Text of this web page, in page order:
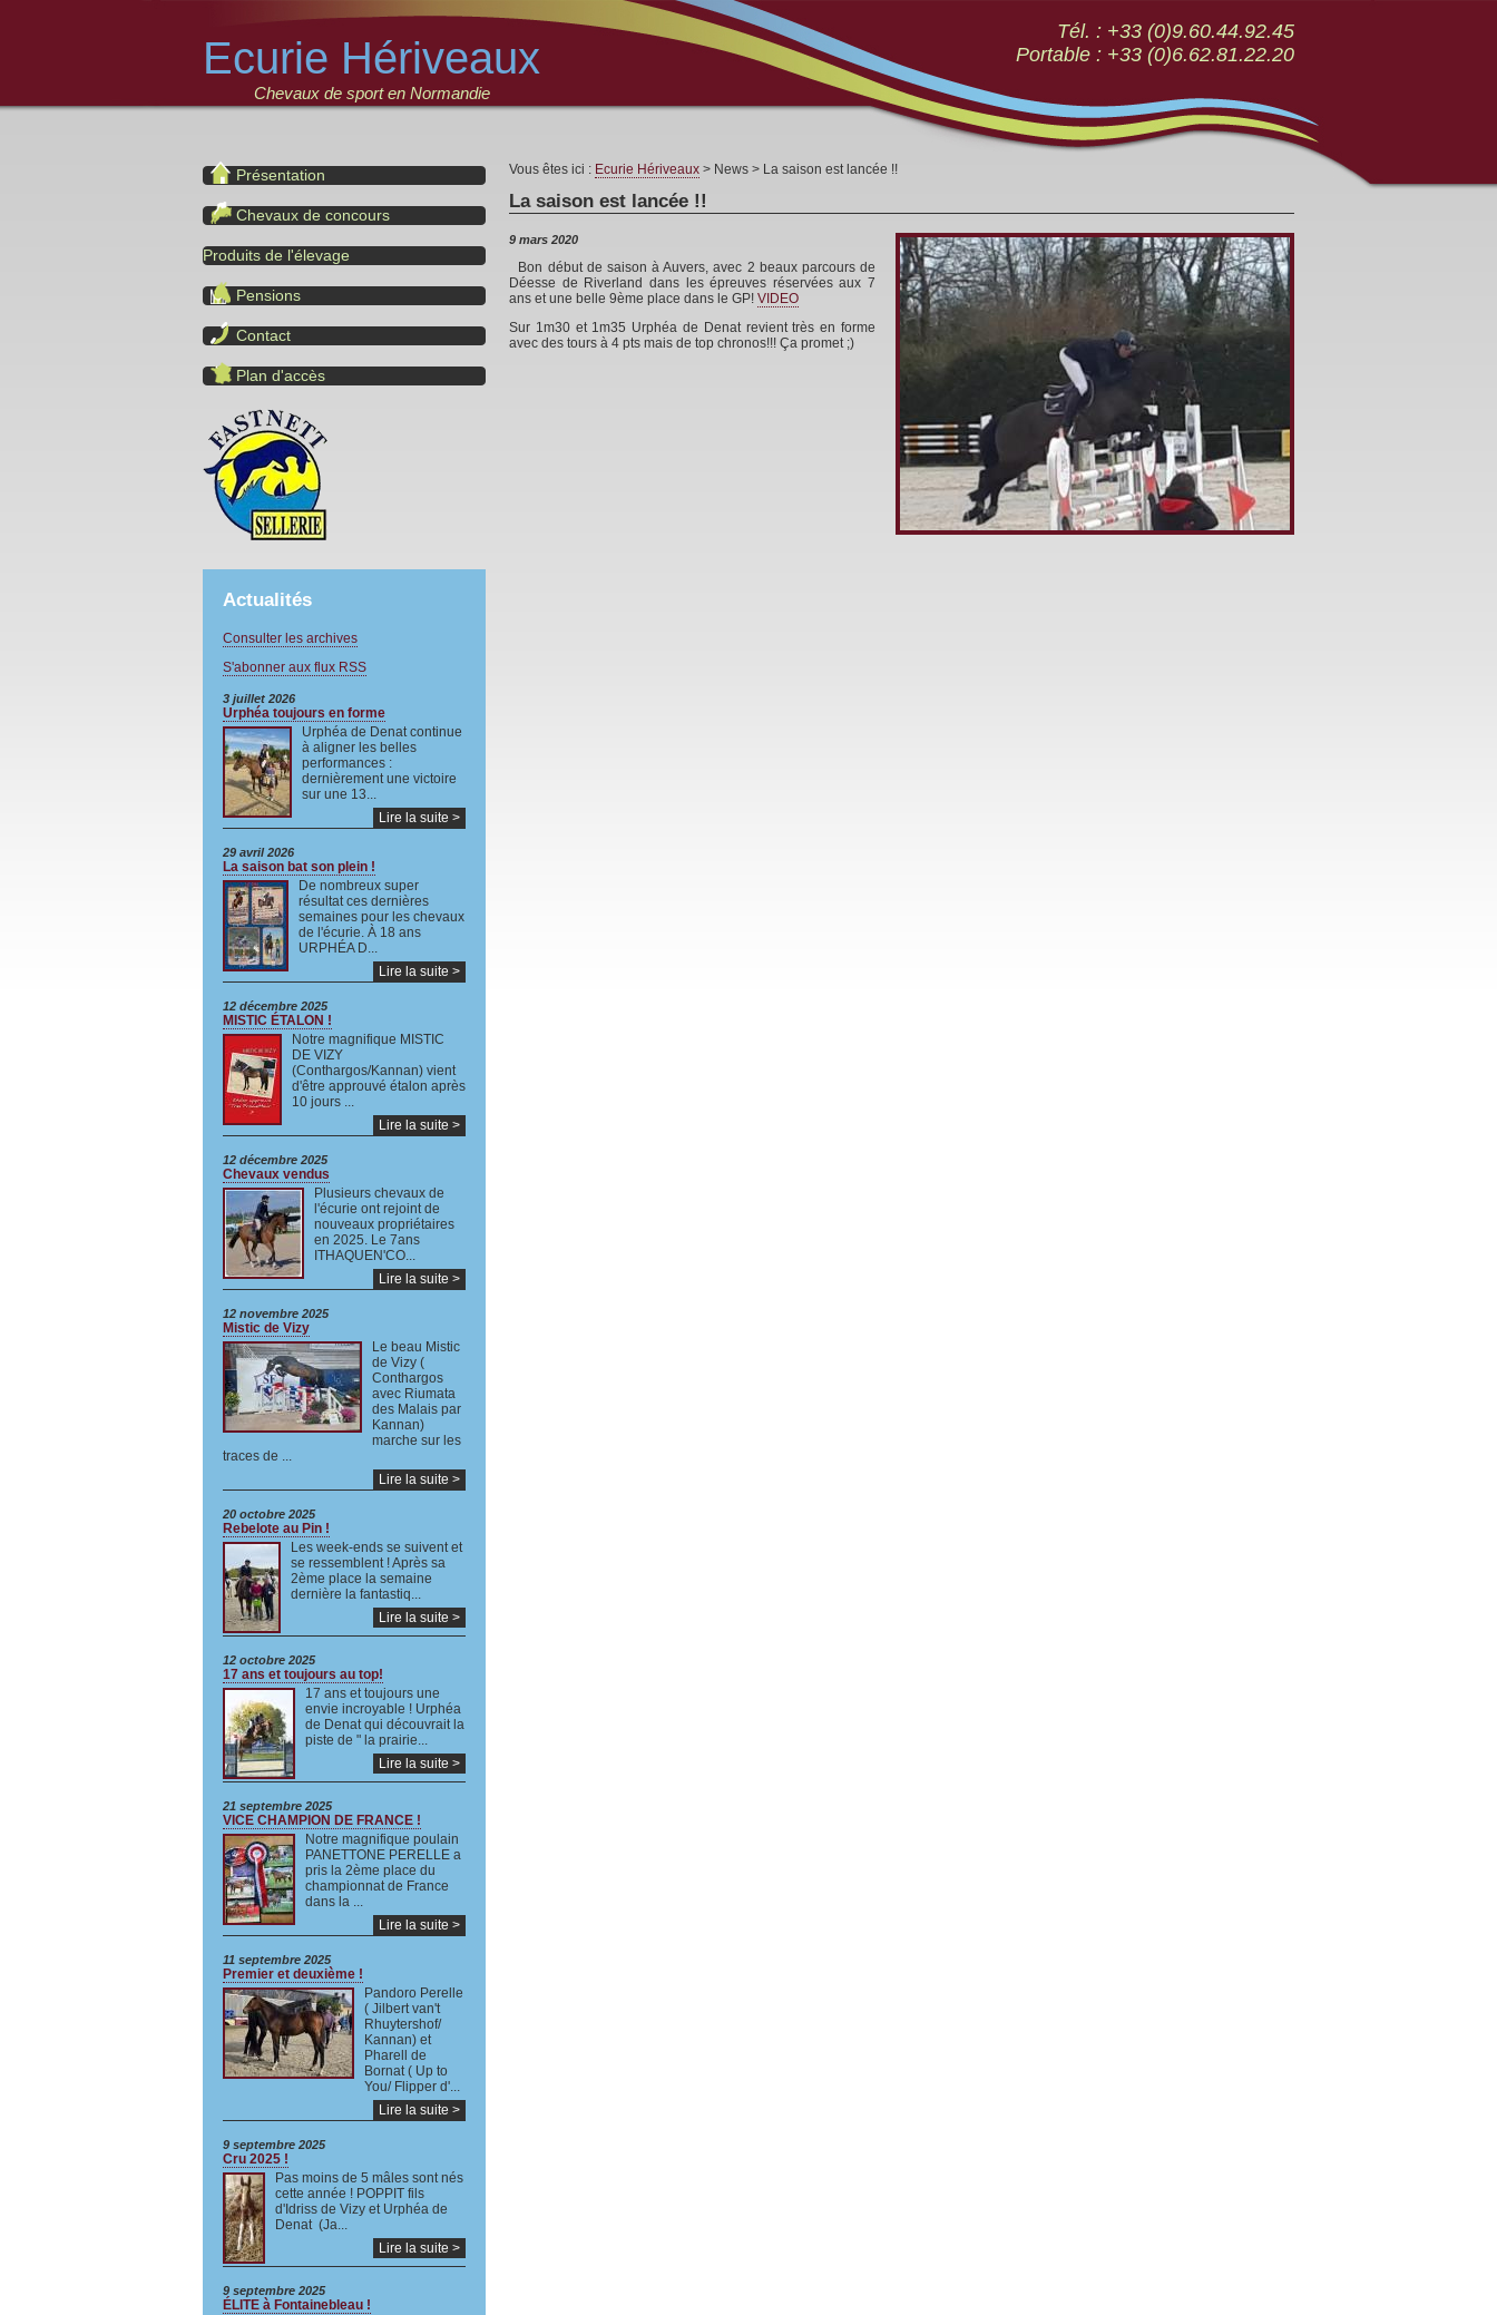
Ecurie Hériveaux
Chevaux de sport en Normandie
Tél. : +33 (0)9.60.44.92.45
Portable : +33 (0)6.62.81.22.20
Présentation
Chevaux de concours
Produits de l'élevage
Pensions
Contact
Plan d'accès
Actualités
Consulter les archives
S'abonner aux flux RSS
3 juillet 2026
Urphéa toujours en forme
Urphéa de Denat continue
à aligner les belles
performances :
dernièrement une victoire
sur une 13...
Lire la suite >
29 avril 2026
La saison bat son plein !
De nombreux super
résultat ces dernières
semaines pour les chevaux
de l'écurie. À 18 ans
URPHÉA D...
Lire la suite >
12 décembre 2025
MISTIC ÉTALON !
Notre magnifique MISTIC
DE VIZY
(Conthargos/Kannan) vient
d'être approuvé étalon après
10 jours ...
Lire la suite >
12 décembre 2025
Chevaux vendus
Plusieurs chevaux de
l'écurie ont rejoint de
nouveaux propriétaires
en 2025. Le 7ans
ITHAQUEN'CO...
Lire la suite >
12 novembre 2025
Mistic de Vizy
Le beau Mistic
de Vizy (
Conthargos
avec Riumata
des Malais par
Kannan)
marche sur les
traces de ...
Lire la suite >
20 octobre 2025
Rebelote au Pin !
Les week-ends se suivent et
se ressemblent ! Après sa
2ème place la semaine
dernière la fantastiq...
Lire la suite >
12 octobre 2025
17 ans et toujours au top!
17 ans et toujours une
envie incroyable ! Urphéa
de Denat qui découvrait la
piste de " la prairie...
Lire la suite >
21 septembre 2025
VICE CHAMPION DE FRANCE !
Notre magnifique poulain
PANETTONE PERELLE a
pris la 2ème place du
championnat de France
dans la ...
Lire la suite >
11 septembre 2025
Premier et deuxième !
Pandoro Perelle
( Jilbert van't
Rhuytershof/
Kannan) et
Pharell de
Bornat ( Up to
You/ Flipper d'...
Lire la suite >
9 septembre 2025
Cru 2025 !
Pas moins de 5 mâles sont nés
cette année ! POPPIT fils
d'Idriss de Vizy et Urphéa de
Denat (Ja...
Lire la suite >
9 septembre 2025
ÉLITE à Fontainebleau !
Vous êtes ici : Ecurie Hériveaux > News > La saison est lancée !!
La saison est lancée !!
9 mars 2020
Bon début de saison à Auvers, avec 2 beaux parcours de
Déesse de Riverland dans les épreuves réservées aux 7
ans et une belle 9ème place dans le GP! VIDEO
Sur 1m30 et 1m35 Urphéa de Denat revient très en forme
avec des tours à 4 pts mais de top chronos!!! Ça promet ;)